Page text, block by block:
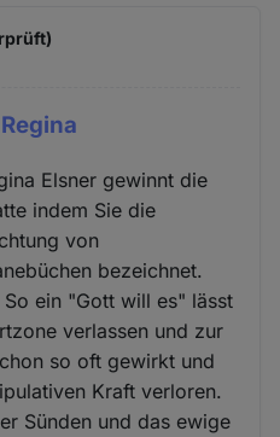
Elsner gewinnt die
indem Sie die
von
bezeichnet.
ein "Gott will es" lässt
verlassen und zur
so oft gewirkt und
Kraft verloren.
Sünden und das ewige